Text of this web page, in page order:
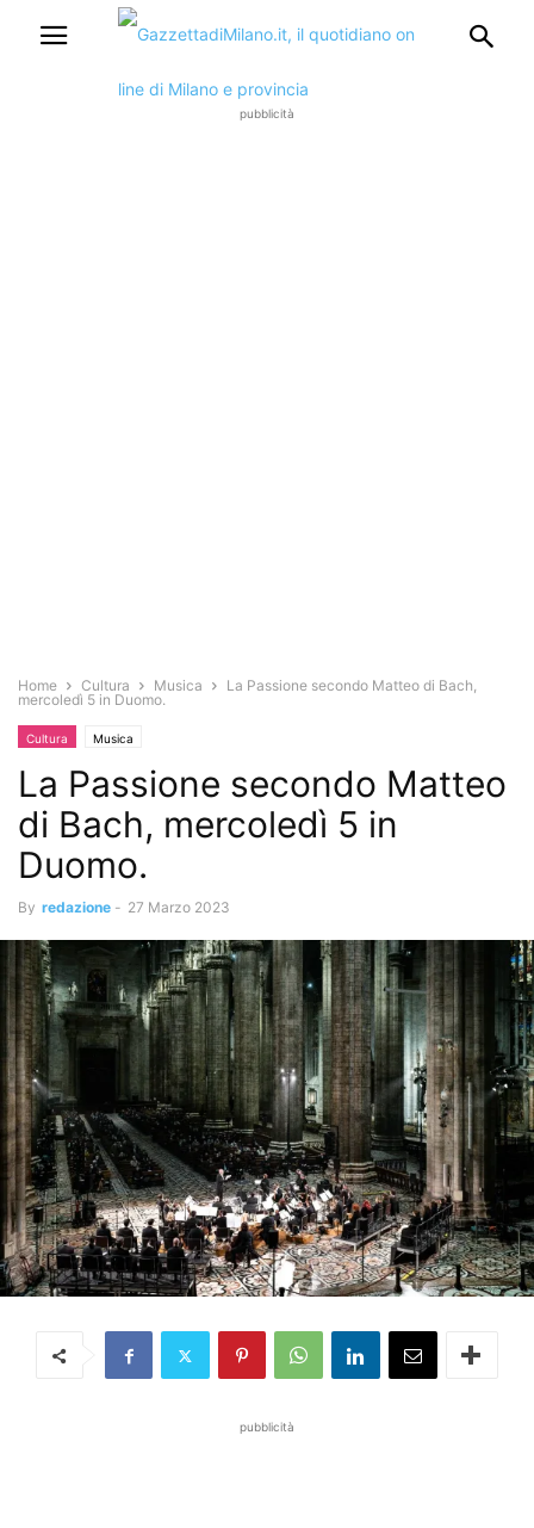
pubblicità
Home Cultura Musica
La Passione secondo Matteo di Bach,
mercoledì 5 in Duomo.
Cultura Musica
La Passione secondo Matteo
di Bach, mercoledì 5 in
Duomo.
By redazione - 27 Marzo 2023
pubblicità